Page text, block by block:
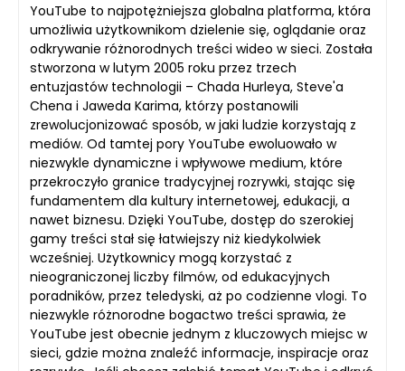
YouTube to najpotężniejsza globalna platforma, która
umożliwia użytkownikom dzielenie się, oglądanie oraz
odkrywanie różnorodnych treści wideo w sieci. Została
stworzona w lutym 2005 roku przez trzech
entuzjastów technologii – Chada Hurleya, Steve'a
Chena i Jaweda Karima, którzy postanowili
zrewolucjonizować sposób, w jaki ludzie korzystają z
mediów. Od tamtej pory YouTube ewoluowało w
niezwykle dynamiczne i wpływowe medium, które
przekroczyło granice tradycyjnej rozrywki, stając się
fundamentem dla kultury internetowej, edukacji, a
nawet biznesu. Dzięki YouTube, dostęp do szerokiej
gamy treści stał się łatwiejszy niż kiedykolwiek
wcześniej. Użytkownicy mogą korzystać z
nieograniczonej liczby filmów, od edukacyjnych
poradników, przez teledyski, aż po codzienne vlogi. To
niezwykle różnorodne bogactwo treści sprawia, że
YouTube jest obecnie jednym z kluczowych miejsc w
sieci, gdzie można znaleźć informacje, inspiracje oraz